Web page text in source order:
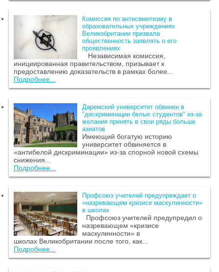
Комиссия по антисемитизму в
образовательных учреждениях
Великобритании призвала
общественность заявлять о его
проявлениях
Независимая комиссия,
инициированная правительством, призывает к
предоставлению доказательств в рамках более...
Подробнее...
Даремский университет обвинен в
"дискриминации белых студентов" из-за
желания принять в свои ряды больше
азиатов
Имеющий богатую историю
университет обвиняется в
«антибелой дискриминации» из-за спорной новой схемы
снижения...
Подробнее...
Профсоюз учителей предупреждает о
«назревающем кризисе маскулинности»
в школах
Профсоюз учителей предупредил о
назревающем «кризисе
маскулинности» в
школах Великобритании после того, как...
Подробнее...